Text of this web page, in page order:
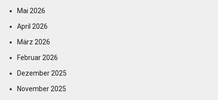
Mai 2026
April 2026
März 2026
Februar 2026
Dezember 2025
November 2025